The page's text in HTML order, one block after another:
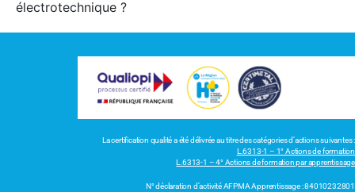
électrotechnique ?
La certification qualité a été délivrée au titre des catégories d’actions suivantes :
L.6313-1 – 1° Actions de formation
L.6313-1 – 4° Actions de formation par apprentissage
N° déclaration d’activité AFPMA Apprentissage : 84010232801